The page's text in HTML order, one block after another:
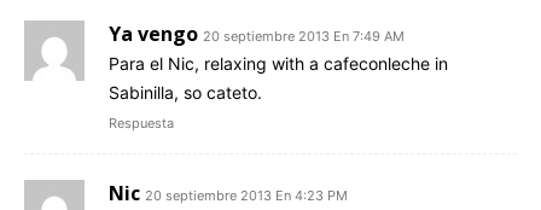
Ya vengo 20 septiembre 2013 En 7:49 AM
Para el Nic, relaxing with a cafeconleche in
Sabinilla, so cateto.
Respuesta
Nic 20 septiembre 2013 En 4:23 PM